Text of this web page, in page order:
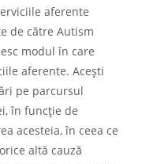
aferente
de către Autism
modul în care
aferente. Aceşti
pe parcursul
în funcţie de
acesteia, în ceea ce
altă cauză